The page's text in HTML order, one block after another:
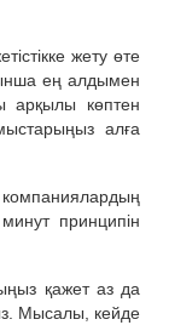
жету өте
ең алдымен
арқылы көптен
алға
минут принципін
қажет аз да
Мысалы, кейде